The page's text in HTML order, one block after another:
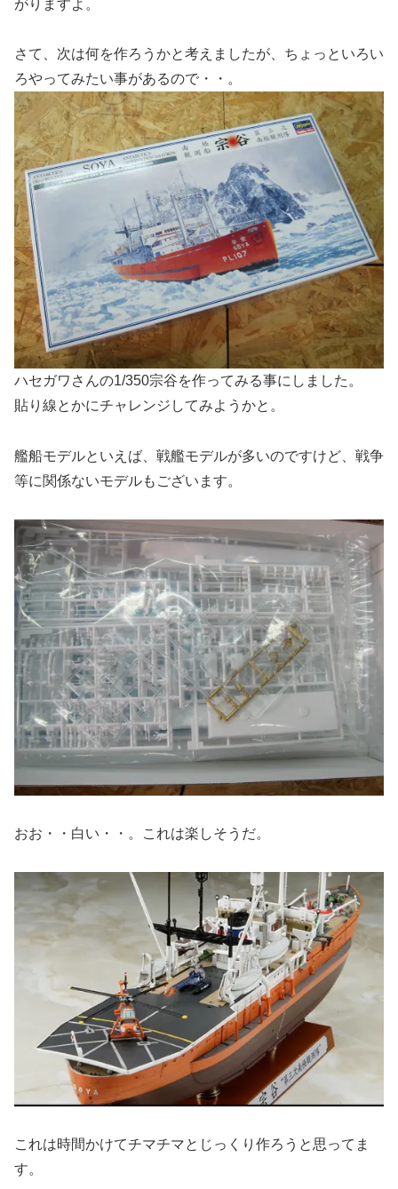
がりますよ。
さて、次は何を作ろうかと考えましたが、ちょっといろい
ろやってみたい事があるので・・。
ハセガワさんの1/350宗谷を作ってみる事にしました。
貼り線とかにチャレンジしてみようかと。
艦船モデルといえば、戦艦モデルが多いのですけど、戦争
等に関係ないモデルもございます。
おお・・白い・・。これは楽しそうだ。
これは時間かけてチマチマとじっくり作ろうと思ってま
す。